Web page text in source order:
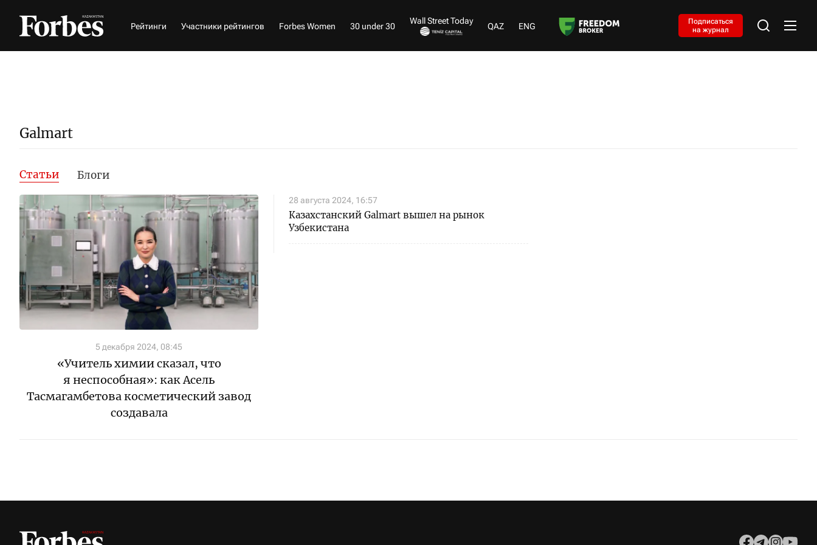
Рейтинги Участники рейтингов Forbes Women 30 under 30
Wall Street Today
QAZ ENG
Подписаться
на журнал
Galmart
Статьи Блоги
5 декабря 2024, 08:45
«Учитель химии сказал, что
я неспособная»: как Асель
Тасмагамбетова косметический завод
создавала
28 августа 2024, 16:57
Казахстанский Galmart вышел на рынок
Узбекистана